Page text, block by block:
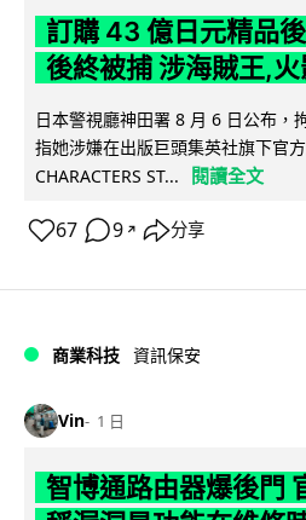
訂購 43 億日元精品
後終被捕 涉海賊王,
日本警視廳神田署 8 月 6 日公布，
指她涉嫌在出版巨頭集英社旗下官
CHARACTERS ST...
閱讀全文
67 9 ↗ 分享
商業科技 資訊保安
Vin 1 日
智博通路由器爆後門